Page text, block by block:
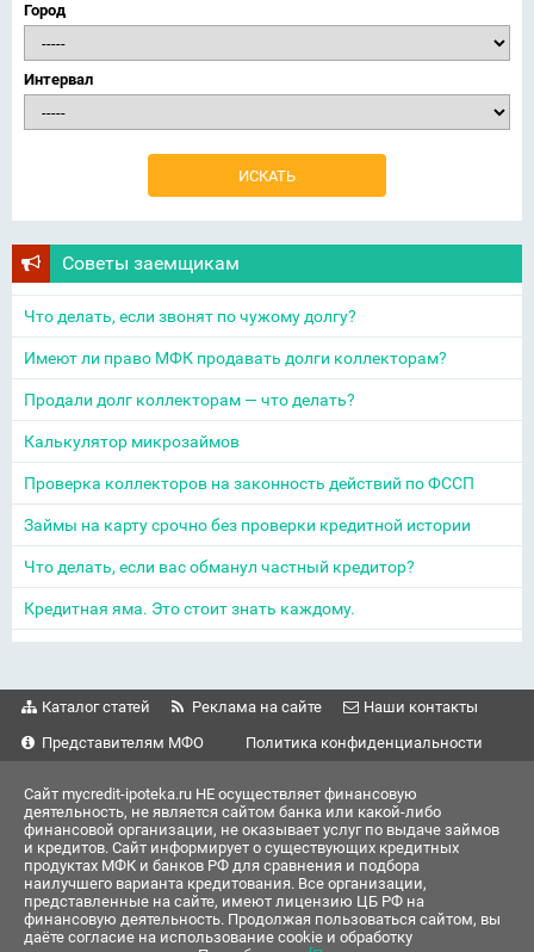
Город
Интервал
Советы заемщикам
Что делать, если звонят по чужому долгу?
Имеют ли право МФК продавать долги коллекторам?
Продали долг коллекторам — что делать?
Калькулятор микрозаймов
Проверка коллекторов на законность действий по ФССП
Займы на карту срочно без проверки кредитной истории
Что делать, если вас обманул частный кредитор?
Кредитная яма. Это стоит знать каждому.
Каталог статей Реклама на сайте
Наши контакты
Представителям МФО
Политика конфиденциальности
Сайт mycredit-ipoteka.ru НЕ осуществляет финансовую
деятельность, не является сайтом банка или какой-либо
финансовой организации, не оказывает услуг по выдаче займов
и кредитов. Сайт информирует о существующих кредитных
продуктах МФК и банков РФ для сравнения и подбора
наилучшего варианта кредитования. Все организации,
представленные на сайте, имеют лицензию ЦБ РФ на
финансовую деятельность. Продолжая пользоваться сайтом, вы
даёте согласие на использование cookie и обработку